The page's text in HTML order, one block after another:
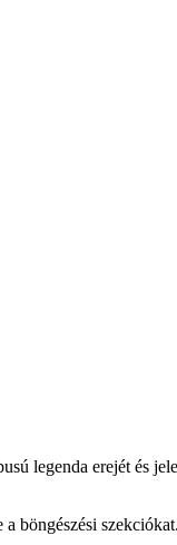
legenda erejét és
böngészési szekciókat.